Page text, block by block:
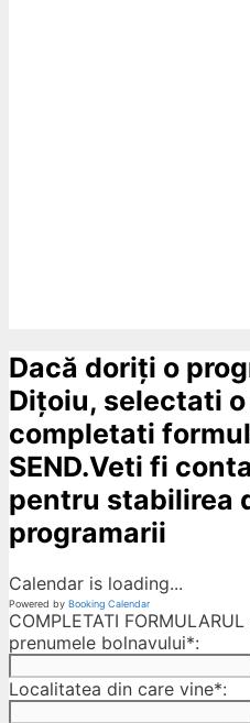
Dacă doriți o
Dițoiu, selectati
completati
SEND.Veti fi
pentru stabilirea
programarii
Calendar is loading...
Powered by Booking Calendar
COMPLETATI
prenumele bolnavului*:
Localitatea din care vine*: